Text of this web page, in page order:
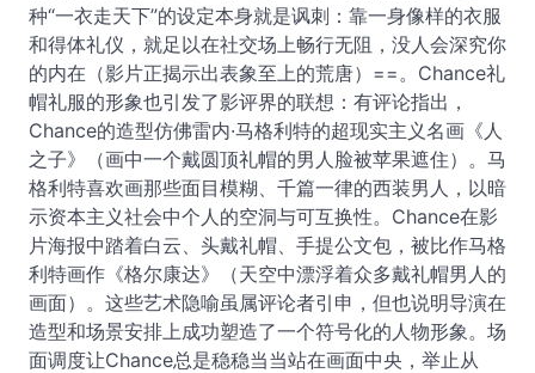
种“一衣走天下”的设定本身就是讽刺：靠一身像样的衣服
和得体礼仪，就足以在社交场上畅行无阻，没人会深究你
的内在（影片正揭示出表象至上的荒唐）==。Chance礼
帽礼服的形象也引发了影评界的联想：有评论指出，
Chance的造型仿佛雷内·马格利特的超现实主义名画《人
之子》（画中一个戴圆顶礼帽的男人脸被苹果遮住）。马
格利特喜欢画那些面目模糊、千篇一律的西装男人，以暗
示资本主义社会中个人的空洞与可互换性。Chance在影
片海报中踏着白云、头戴礼帽、手提公文包，被比作马格
利特画作《格尔康达》（天空中漂浮着众多戴礼帽男人的
画面）。这些艺术隐喻虽属评论者引申，但也说明导演在
造型和场景安排上成功塑造了一个符号化的人物形象。场
面调度让Chance总是稳稳当当站在画面中央，举止从